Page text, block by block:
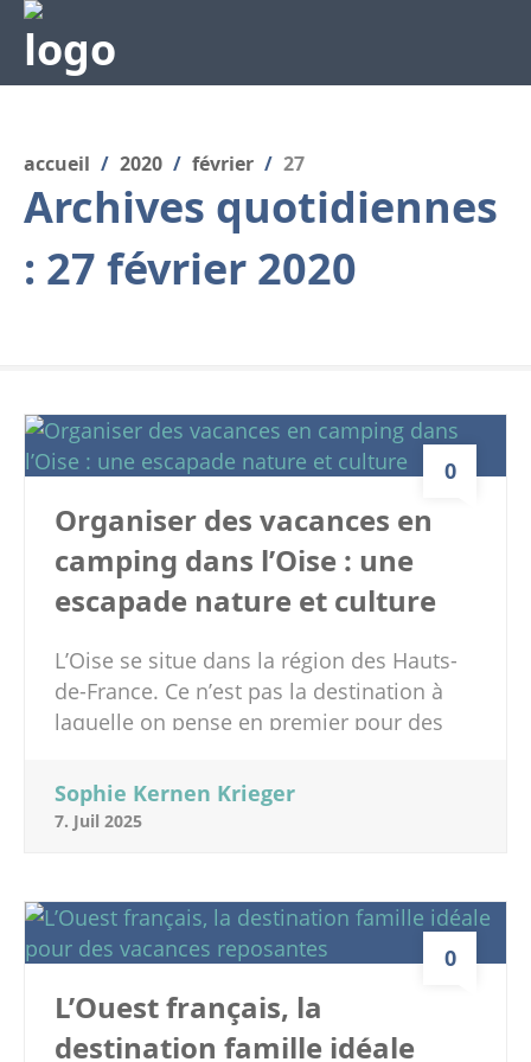
accueil / 2020 / février / 27
Archives quotidiennes
: 27 février 2020
Organiser des vacances en
camping dans l’Oise : une
escapade nature et culture
0
L’Oise se situe dans la région des Hauts-
de-France. Ce n’est pas la destination à
laquelle on pense en premier pour des
département est riche en histoire, en
culture et il offre des paysages naturels
mobilhome ou l’attrait des logements
insolites en pleine nature nous avons ce
qu’il vous faut ! En effet, le camping de Le
Trye est une chouette adresse avec des
enfants. Nous vous invitons à découvrir
Sophie Kernen Krieger
7. Juil 2025
L’Ouest français, la
destination famille idéale
0